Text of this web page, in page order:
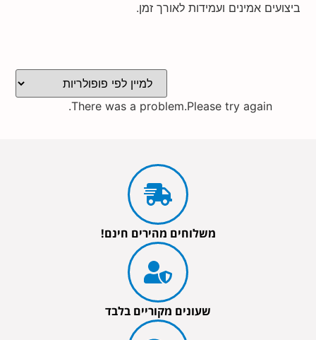
ביצועים אמינים ועמידות לאורך זמן.
There was a problem.Please try again.
משלוחים מהירים חינם!
שעונים מקוריים בלבד